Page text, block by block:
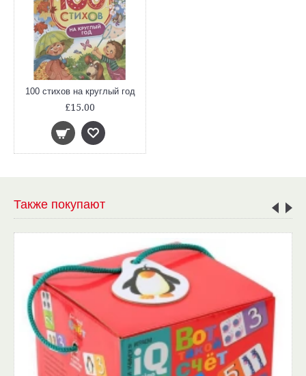
100 стихов на круглый год
£15.00
Также покупают